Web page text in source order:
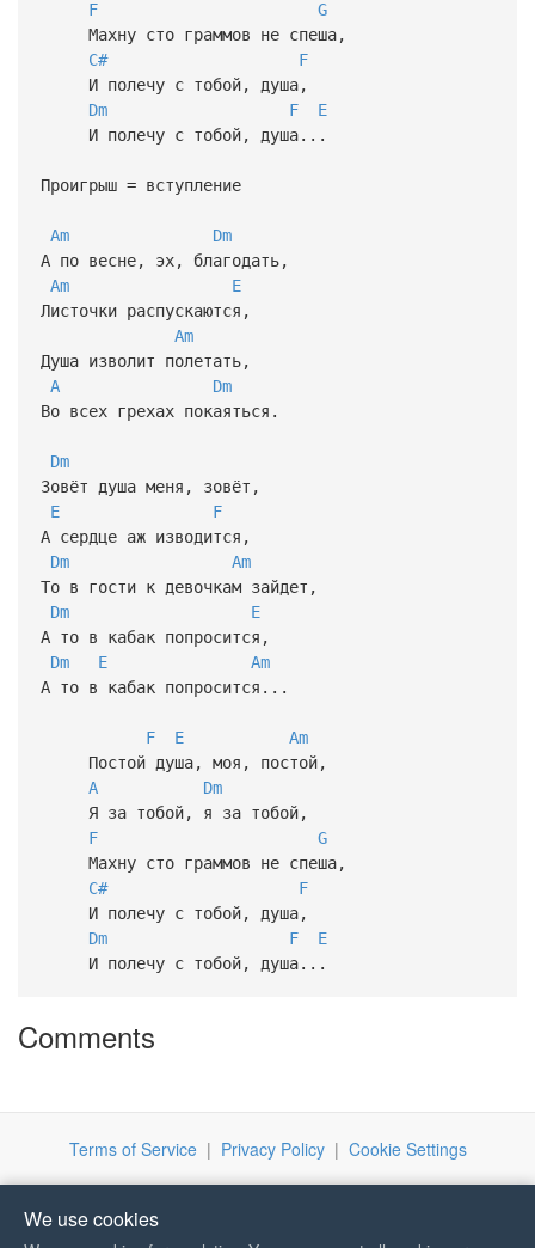
F
G
Махну сто граммов не спеша,
C#
F
И полечу с тобой, душа,
Dm
F
E
И полечу с тобой, душа...
Проигрыш = вступление
Am
Dm
А по весне, эх, благодать,
Am
E
Листочки распускаются,
Am
Душа изволит полетать,
A
Dm
Во всех грехах покаяться.
Dm
Зовёт душа меня, зовёт,
E
F
А сердце аж изводится,
Dm
Am
То в гости к девочкам зайдет,
Dm
E
А то в кабак попросится,
Dm
E
Am
А то в кабак попросится...
F E
Am
Постой душа, моя, постой,
A
Dm
Я за тобой, я за тобой,
F
G
Махну сто граммов не спеша,
C#
F
И полечу с тобой, душа,
Dm
F
E
И полечу с тобой, душа...
Comments
Terms of Service| Privacy Policy| Cookie Settings
We use cookies